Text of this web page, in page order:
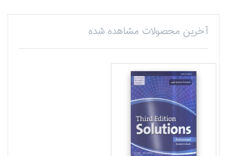
آخرین محصولات مشاهده شده